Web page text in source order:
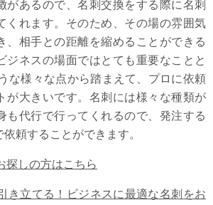
があるので、名刺交換をする際に名刺
くれます。そのため、その場の雰囲気
、相手との距離を縮めることができる
ジネスの場面ではとても重要なことと
な様々な点から踏まえて、プロに依頼
が大きいです。名刺には様々な種類が
も代行で行ってくれるので、発注する
頼することができます。
探しの方はこちら
き立てる！ビジネスに最適な名刺をお